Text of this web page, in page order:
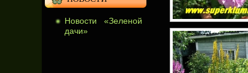
Новости «Зеленой
дачи»